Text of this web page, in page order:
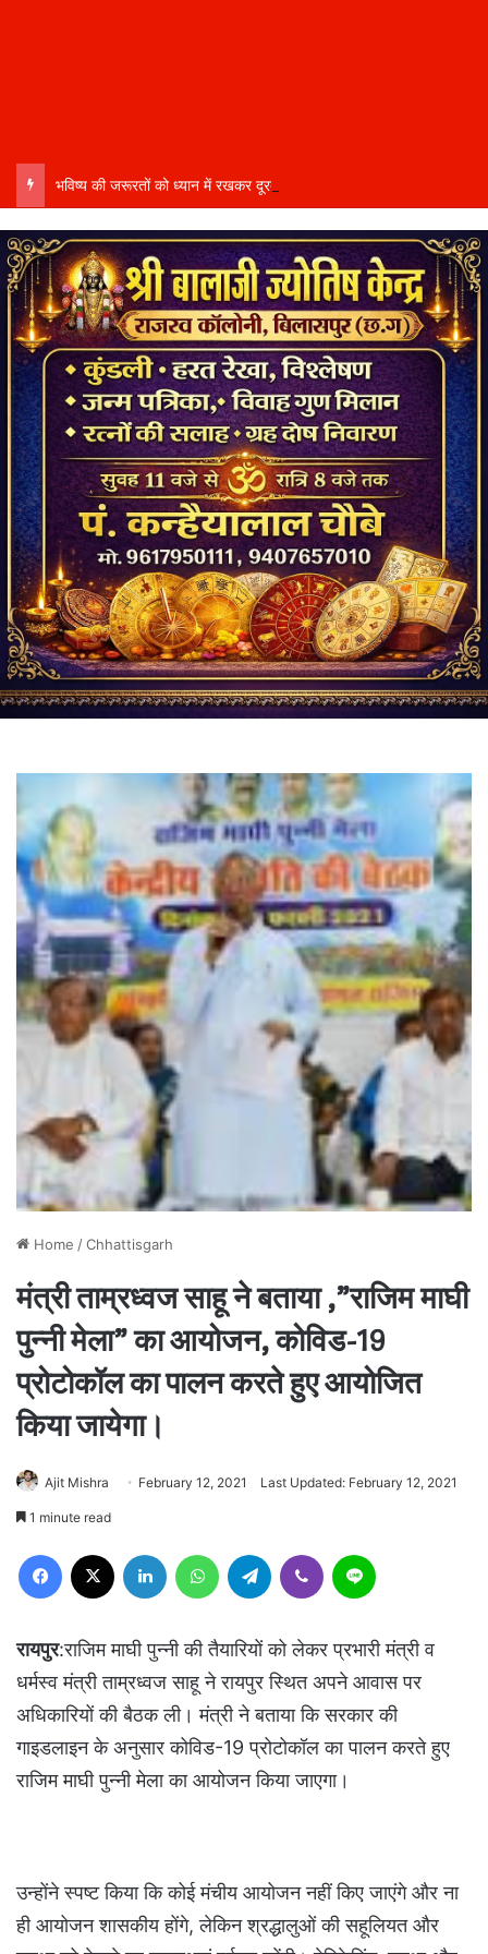
Home /Chhattisgarh
मंत्री ताम्रध्वज साहू ने बताया ,”राजिम माघी
पुन्नी मेला” का आयोजन, कोविड-19
प्रोटोकॉल का पालन करते हुए आयोजित
किया जायेगा।
Ajit Mishra February 12, 2021 Last Updated: February 12, 2021
1 minute read
Facebook LinkedIn WhatsAppTelegram Viber
रायपुर:राजिम माघी पुन्नी की तैयारियों को लेकर प्रभारी मंत्री व
धर्मस्व मंत्री ताम्रध्वज साहू ने रायपुर स्थित अपने आवास पर
अधिकारियों की बैठक ली। मंत्री ने बताया कि सरकार की
गाइडलाइन के अनुसार कोविड-19 प्रोटोकॉल का पालन करते हुए
राजिम माघी पुन्नी मेला का आयोजन किया जाएगा।
उन्होंने स्पष्ट किया कि कोई मंचीय आयोजन नहीं किए जाएंगे और ना
ही आयोजन शासकीय होंगे, लेकिन श्रद्धालुओं की सहूलियत और